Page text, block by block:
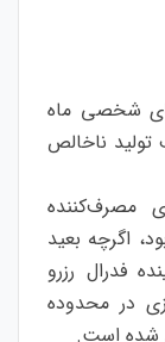
شخصی ماه
ناخالص
مصرف‌کننده
اگرچه بعید
فدرال رزرو
که افزایش 50 امتیازی در محدوده
شده است.